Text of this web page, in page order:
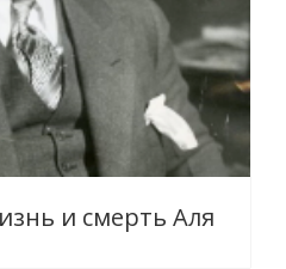
и смерть Аля